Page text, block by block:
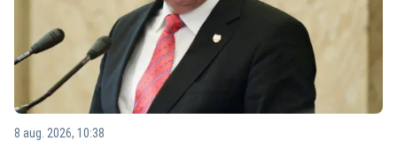
8 aug. 2026, 10:38